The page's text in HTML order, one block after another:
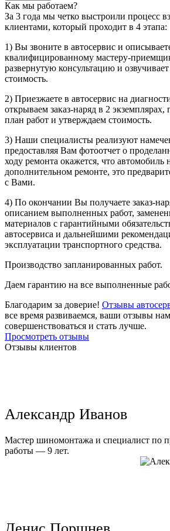
Как мы работаем?
За 3 года мы четко выстроили процесс
клиентами, который проходит в 4 этапа:
1) Вы звоните в автосервис и
квалифицированному мастеру-
развернутую консультацию и
стоимость.
2) Приезжаете в автосервис на
открываем заказ-наряд в 2 экземплярах,
план работ и утверждаем стоимость.
3) Наши специалисты реализуют
предоставляя Вам фотоотчет о
ходу ремонта окажется, что автомобиль
дополнительном ремонте, это
с Вами.
4) По окончании Вы получаете заказ-
описанием выполненных работ,
материалов с гарантийными
автосервиса и дальнейшими
эксплуатации транспортного средства.
Производство запланированных работ.
Даем гарантию на все выполненные
Благодарим за доверие! Отзывы
все время развиваемся, ваши отзывы
совершенствоваться и стать лучше.
Просмотреть отзывы
Отзывы клиентов
Александр Иванов
Мастер шиномонтажа и специалист по
работы — 9 лет.